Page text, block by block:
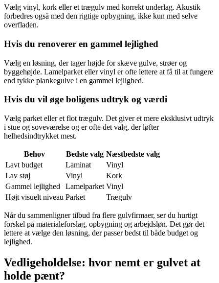
Vælg vinyl, kork eller et trægulv med korrekt underlag. Akustik
forbedres også med den rigtige opbygning, ikke kun med selve
overfladen.
Hvis du renoverer en gammel lejlighed
Vælg en løsning, der tager højde for skæve gulve, strøer og
byggehøjde. Lamelparket eller vinyl er ofte lettere at få til at fungere
end tykke plankegulve i en gammel lejlighed.
Hvis du vil øge boligens udtryk og værdi
Vælg parket eller et flot trægulv. Det giver et mere eksklusivt udtryk
i stue og soveværelse og er ofte det valg, der løfter
helhedsindtrykket mest.
Behov Bedste valg Næstbedste valg
Lavt budget
Laminat
Vinyl
Lav støj
Vinyl
Kork
Gammel lejlighed
Lamelparket Vinyl
Højt visuelt niveau Parket Trægulv
Når du sammenligner tilbud fra flere gulvfirmaer, ser du hurtigt
forskel på materialeforslag, opbygning og arbejdsløn. Det gør det
lettere at vælge den løsning, der passer bedst til både budget og
lejlighed.
Vedligeholdelse: hvor nemt er gulvet at
holde pænt?